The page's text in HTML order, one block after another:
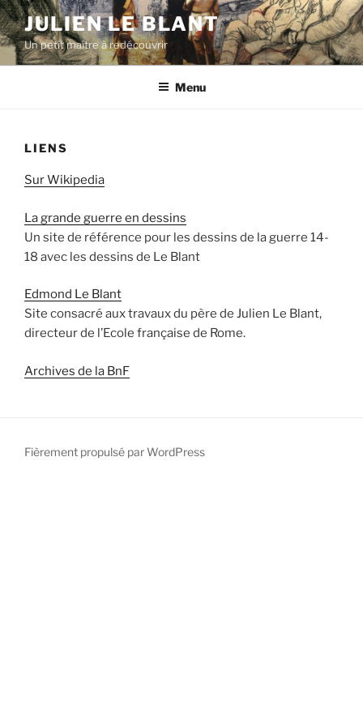
Aller
au
contenu
principal
JULIEN LE BLANT
Un petit maître à redécouvrir
Menu
LIENS
Sur Wikipedia
La grande guerre en dessins
Un site de référence pour les dessins de la guerre 14-
18 avec les dessins de Le Blant
Edmond Le Blant
Site consacré aux travaux du père de Julien Le Blant,
directeur de l’Ecole française de Rome.
Archives de la BnF
Fièrement propulsé par WordPress